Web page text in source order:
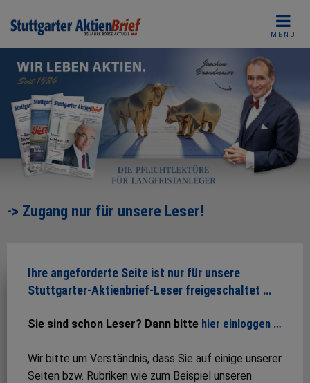
MENU
-> Zugang nur für unsere Leser!
Ihre angeforderte Seite ist nur für unsere
Stuttgarter-Aktienbrief-Leser freigeschaltet …
Sie sind schon Leser? Dann bitte hier einloggen …
Wir bitte um Verständnis, dass Sie auf einige unserer
Seiten bzw. Rubriken wie zum Beispiel unseren